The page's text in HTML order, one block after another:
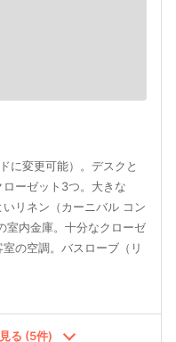
に変更可能）。デスクと
ーゼット3つ。大きな
リネン（カーニバル コン
室内金庫。十分なクローゼ
の空調。バスローブ（リ
る (5件)